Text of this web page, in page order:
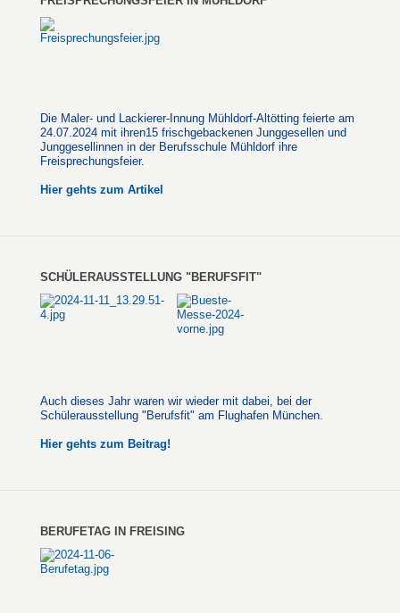
Die Maler- und Lackierer-Innung Mühldorf-Altötting feierte am
24.07.2024 mit ihren15 frischgebackenen Junggesellen und
Junggesellinnen in der Berufsschule Mühldorf ihre
Freisprechungsfeier.
Hier gehts zum Artikel
SCHÜLERAUSSTELLUNG "BERUFSFIT"
Auch dieses Jahr waren wir wieder mit dabei, bei der
Schülerausstellung "Berufsfit" am Flughafen München.
Hier gehts zum Beitrag!
BERUFETAG IN FREISING